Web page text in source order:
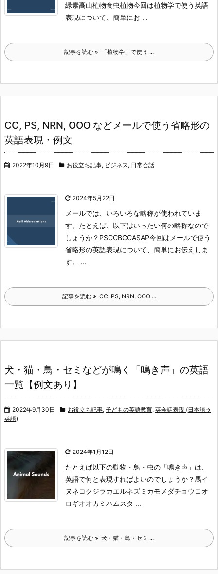
緑素高山植物食虫植物今回は植物学で使う英語
表現について、簡単にお ...
記事を読む 「植物学」で使う ...
CC, PS, NRN, OOO などメールで使う省略形の
英語表現・例文
2022年10月9日 お役立ち記事, ビジネス , 日常会話
2024年5月22日
メールでは、いろいろな略称が使われていま
す。たとえば、以下はいったい何の略称なので
しょうか？ PSCCBCCASAP今回はメールで使う
省略形の英語表現について、簡単にお伝えしま
す。 ...
記事を読む CC, PS, NRN, OOO ...
犬・猫・鳥・セミなどが鳴く「鳴き声」の英語
一覧【例文あり】
2022年9月30日 お役立ち記事, 子どもの英語教育, 英会話表現 (日本語→
英語)
2024年1月12日
たとえば以下の動物・鳥・虫の「鳴き声」は、
英語で何と表現すればよいのでしょうか？ 馬イ
ヌ ネコクジラカエルネズミ カモメ ダチョウ コオ
ロギオオカミ ハムスタ ...
記事を読む 犬・猫・鳥・セミ ...